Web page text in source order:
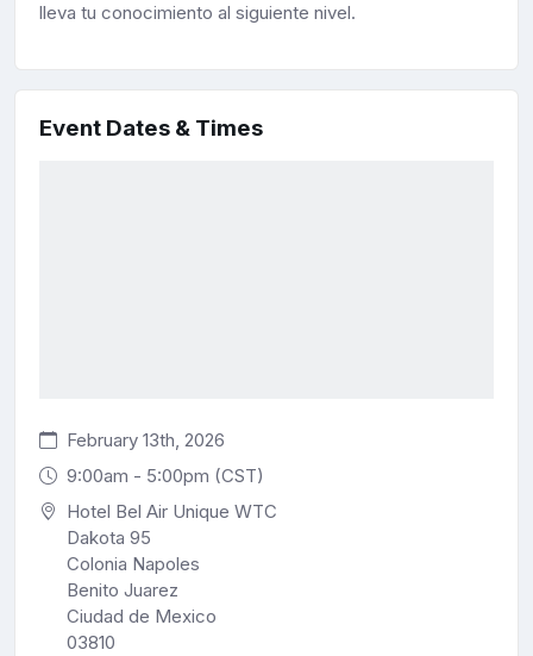
lleva tu conocimiento al siguiente nivel.
Event Dates & Times
February 13th, 2026
9:00am - 5:00pm (CST)
Hotel Bel Air Unique WTC
Dakota 95
Colonia Napoles
Benito Juarez
Ciudad de Mexico
03810